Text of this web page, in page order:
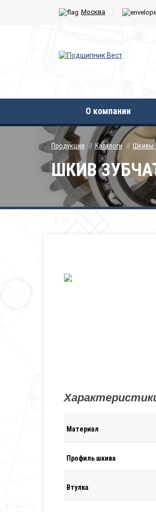
Москва
О компании
Продукция Каталоги Шкивы
ШКИВ
Материал
Профиль шкива
Втулка